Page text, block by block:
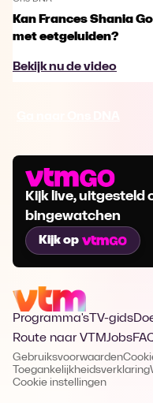
Kan Frances Shania
met eetgeluiden?
Bekijk nu de video
Kijk live, uitgesteld
bingewatchen
Kijk op
Programma's TV-gids
Route naar VTMJobs
Gebruiksvoorwaarden
Toegankelijkheidsverklaring
Cookie instellingen